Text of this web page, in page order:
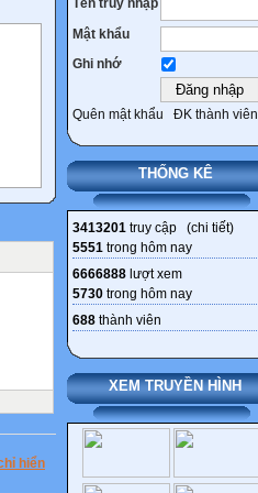
Tên truy nhập
Mật khẩu
Ghi nhớ
Quên mật khẩu ĐK thành viên
THỐNG KÊ
3413201 truy cập (chi tiết)
5551 trong hôm nay
6666888 lượt xem
5730 trong hôm nay
688 thành viên
XEM TRUYỀN HÌNH
thì
kỳ
hiển